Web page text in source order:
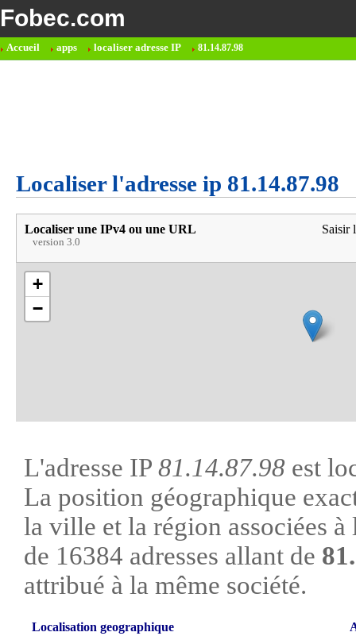
Fobec.com
Accueil apps localiser adresse IP 81.14.87.98
Localiser l'adresse ip 81.14.87.98
Localiser une IPv4 ou une URL
version 3.0
Saisir
+
−
L'adresse IP 81.14.87.98 est
La position géographique
la ville et la région associées
de 16384 adresses allant de
attribué à la même société.
Localisation geographique